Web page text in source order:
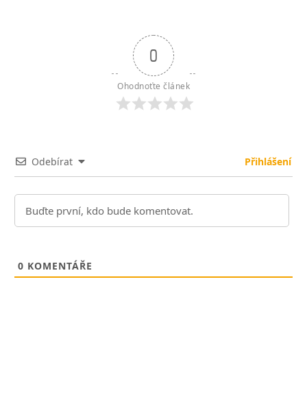
0
Ohodnoťte článek
Odebírat Přihlášení
0 KOMENTÁŘE